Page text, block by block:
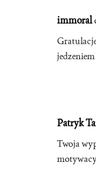
immoral
Patryk
Twoja